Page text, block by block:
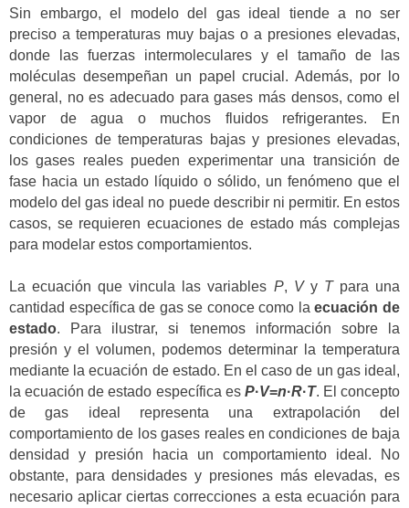
Sin embargo, el modelo del gas ideal tiende a no ser
preciso a temperaturas muy bajas o a presiones elevadas,
donde las fuerzas intermoleculares y el tamaño de las
moléculas desempeñan un papel crucial. Además, por lo
general, no es adecuado para gases más densos, como el
vapor de agua o muchos fluidos refrigerantes. En
condiciones de temperaturas bajas y presiones elevadas,
los gases reales pueden experimentar una transición de
fase hacia un estado líquido o sólido, un fenómeno que el
modelo del gas ideal no puede describir ni permitir. En estos
casos, se requieren ecuaciones de estado más complejas
para modelar estos comportamientos.
La ecuación que vincula las variables P, Vy Tpara una
cantidad específica de gas se conoce como laecuación de
estado. Para ilustrar, si tenemos información sobre la
presión y el volumen, podemos determinar la temperatura
mediante la ecuación de estado. En el caso de un gas ideal,
la ecuación de estado específica es P·V=n·R·T. El concepto
de gas ideal representa una extrapolación del
comportamiento de los gases reales en condiciones de baja
densidad y presión hacia un comportamiento ideal. No
obstante, para densidades y presiones más elevadas, es
necesario aplicar ciertas correcciones a esta ecuación para